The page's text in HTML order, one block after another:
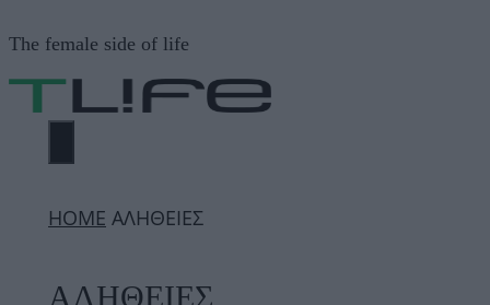
σε
περιεχόμενο
The female side of life
ΜΕΝΟΎ
ΗΟΜΕ ΑΛΗΘΕΙΕΣ
ΑΛΗΘΕΙΕΣ